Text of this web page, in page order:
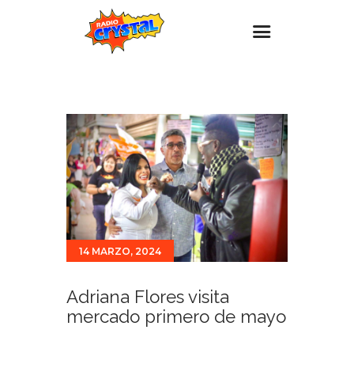
Estaciones
Eventos
Promociones
Noticias
Para ti
Contacto
14 MARZO, 2024
Adriana Flores visita
mercado primero de mayo